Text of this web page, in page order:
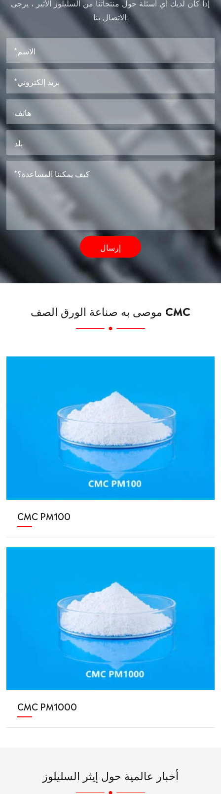
إذا كان لديك أي أسئلة حول منتجاتنا من السليلوز الأثير ، يرجى
الاتصال بنا.
إرسال
موصى به صناعة الورق الصف CMC
CMC PM100
CMC PM1000
أخبار عالمية حول إيثر السليلوز